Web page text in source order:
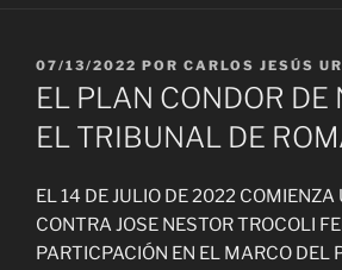
PUBLICADO
EL
07/13/2022 POR CARLOS JESÚS
EL PLAN CONDOR DE
EL TRIBUNAL DE
EL 14 DE JULIO DE 2022 COMIENZA
CONTRA JOSE NESTOR TROCOLI
PARTICPACIÓN EN EL MARCO DEL